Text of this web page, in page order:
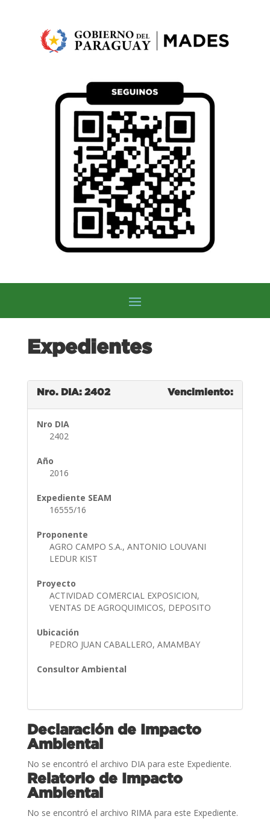
Expedientes
Nro. DIA: 2402 Vencimiento:
Nro DIA
2402
Año
2016
Expediente SEAM
16555/16
Proponente
AGRO CAMPO S.A., ANTONIO LOUVANI
LEDUR KIST
Proyecto
ACTIVIDAD COMERCIAL EXPOSICION,
VENTAS DE AGROQUIMICOS, DEPOSITO
Ubicación
PEDRO JUAN CABALLERO, AMAMBAY
Consultor Ambiental
Declaración de Impacto
Ambiental
No se encontró el archivo DIA para este Expediente.
Relatorio de Impacto
Ambiental
No se encontró el archivo RIMA para este Expediente.